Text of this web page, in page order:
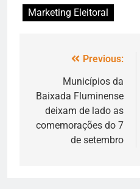
Marketing Eleitoral
Previous:
Municípios da
Baixada Fluminense
deixam de lado as
comemorações do 7
de setembro